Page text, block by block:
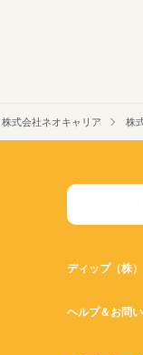
株式会社ネオキャリア 株
ディップ（株）
ヘルプ＆お問